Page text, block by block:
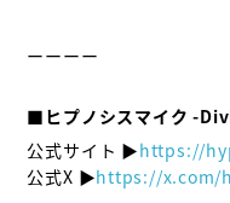
ーーーー
■ヒプノシスマイク -
公式サイト ▶https://
公式X ▶https://x.com/